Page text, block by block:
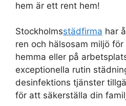
hem är ett rent hem!
Stockholmsstädfirma har
ren och hälsosam miljö
hemma eller på
exceptionella rutin
desinfektions tjänster
för att säkerställa din